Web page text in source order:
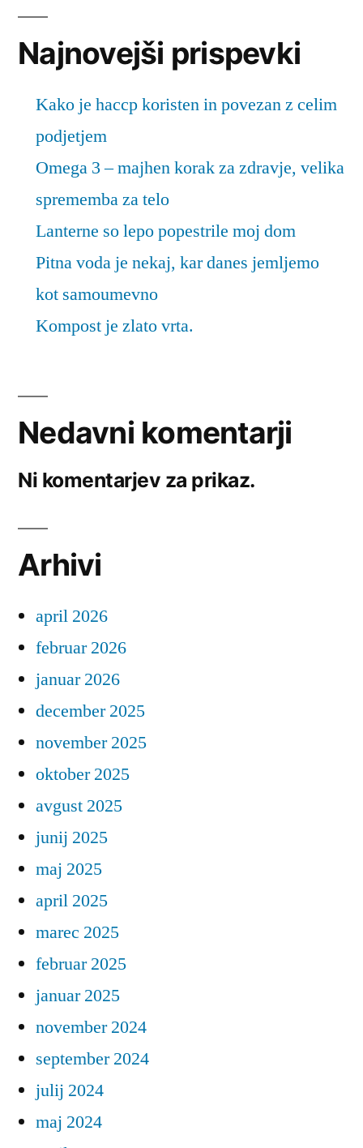
Najnovejši prispevki
Kako je haccp koristen in povezan z celim
podjetjem
Omega 3 – majhen korak za zdravje, velika
sprememba za telo
Lanterne so lepo popestrile moj dom
Pitna voda je nekaj, kar danes jemljemo
kot samoumevno
Kompost je zlato vrta.
Nedavni komentarji
Ni komentarjev za prikaz.
Arhivi
april 2026
februar 2026
januar 2026
december 2025
november 2025
oktober 2025
avgust 2025
junij 2025
maj 2025
april 2025
marec 2025
februar 2025
januar 2025
november 2024
september 2024
julij 2024
maj 2024